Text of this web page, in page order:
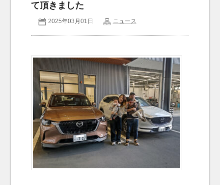
お問い合わせ
て頂きました
2025年03月01日 ニュース